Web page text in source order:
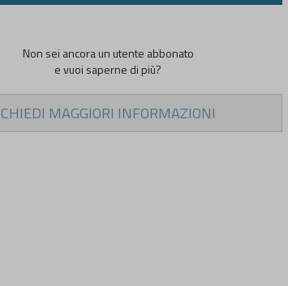
Non sei ancora un utente abbonato
e vuoi saperne di più?
CHIEDI MAGGIORI INFORMAZIONI